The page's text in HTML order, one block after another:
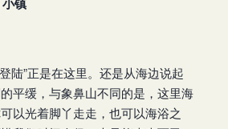
陆”正是在这里。还是从海边说起
平缓，与象鼻山不同的是，这里海
以光着脚丫走走，也可以海浴之